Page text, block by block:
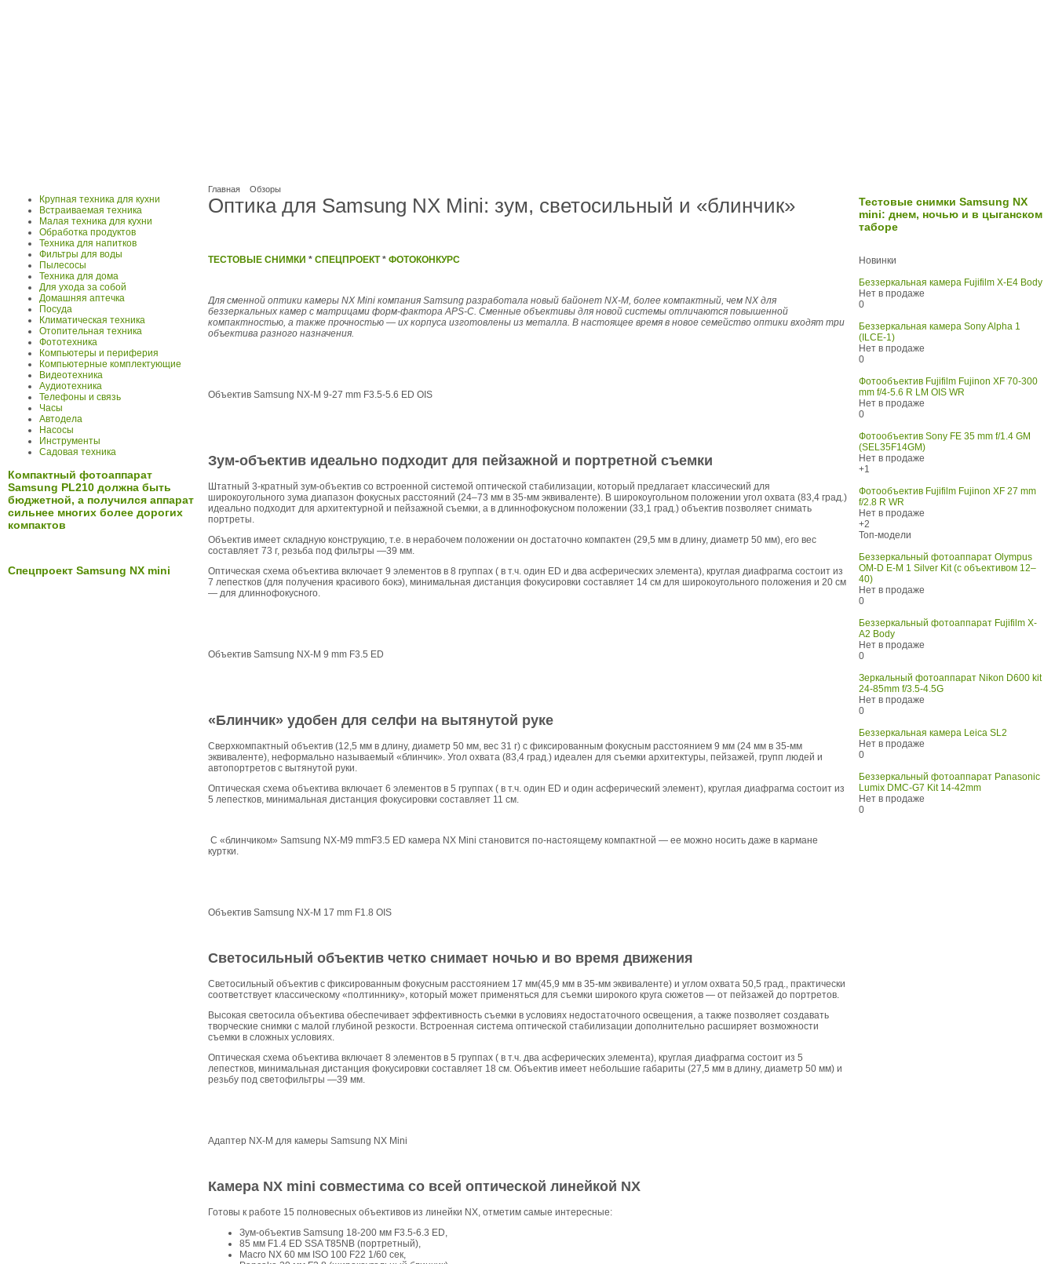
Главная Обзоры
Оптика для Samsung NX Mini: зум, светосильный и «блинчик»
ТЕСТОВЫЕ СНИМКИ * СПЕЦПРОЕКТ* ФОТОКОНКУРС
Для сменной оптики камеры NX Mini компания Samsung разработала новый байонет NX-M, более компактный, чем NX для
беззеркальных камер с матрицами форм-фактора APS-C. Cменные объективы для новой системы отличаются повышенной
компактностью, а также прочностью — их корпуса изготовлены из металла. В настоящее время в новое семейство оптики входят три
объектива разного назначения.
Объектив Samsung NX-M 9-27 mm F3.5-5.6 ED OIS
Зум-объектив идеально подходит для пейзажной и портретной съемки
Штатный 3-кратный зум-объектив со встроенной системой оптической стабилизации, который предлагает классический для
широкоугольного зума диапазон фокусных расстояний (24–73 мм в 35-мм эквиваленте). В широкоугольном положении угол охвата (83,4 град.)
идеально подходит для архитектурной и пейзажной съемки, а в длиннофокусном положении (33,1 град.) объектив позволяет снимать
портреты.
Объектив имеет складную конструкцию, т.е. в нерабочем положении он достаточно компактен (29,5 мм в длину, диаметр 50 мм), его вес
составляет 73 г, резьба под фильтры —39 мм.
Оптическая схема объектива включает 9 элементов в 8 группах ( в т.ч. один ED и два асферических элемента), круглая диафрагма состоит из
7 лепестков (для получения красивого бокэ), минимальная дистанция фокусировки составляет 14 см для широкоугольного положения и 20 см
— для длиннофокусного.
Объектив Samsung NX-M 9 mm F3.5 ED
«Блинчик» удобен для селфи на вытянутой руке
Сверхкомпактный объектив (12,5 мм в длину, диаметр 50 мм, вес 31 г) с фиксированным фокусным расстоянием 9 мм (24 мм в 35-мм
эквиваленте), неформально называемый «блинчик». Угол охвата (83,4 град.) идеален для съемки архитектуры, пейзажей, групп людей и
автопортретов с вытянутой руки.
Оптическая схема объектива включает 6 элементов в 5 группах ( в т.ч. один ED и один асферический элемент), круглая диафрагма состоит из
5 лепестков, минимальная дистанция фокусировки составляет 11 см.
С «блинчиком» Samsung NX-M9 mmF3.5 ED камера NX Mini становится по-настоящему компактной — ее можно носить даже в кармане
куртки.
Объектив Samsung NX-M 17 mm F1.8 OIS
Светосильный объектив четко снимает ночью и во время движения
Светосильный объектив с фиксированным фокусным расстоянием 17 мм(45,9 мм в 35-мм эквиваленте) и углом охвата 50,5 град., практически
соответствует классическому «полтиннику», который может применяться для съемки широкого круга сюжетов — от пейзажей до портретов.
Высокая светосила объектива обеспечивает эффективность съемки в условиях недостаточного освещения, а также позволяет создавать
творческие снимки с малой глубиной резкости. Встроенная система оптической стабилизации дополнительно расширяет возможности
съемки в сложных условиях.
Оптическая схема объектива включает 8 элементов в 5 группах ( в т.ч. два асферических элемента), круглая диафрагма состоит из 5
лепестков, минимальная дистанция фокусировки составляет 18 см. Объектив имеет небольшие габариты (27,5 мм в длину, диаметр 50 мм) и
резьбу под светофильтры —39 мм.
Адаптер NX-M для камеры Samsung NX Mini
Камера NX mini совместима со всей оптической линейкой NX
Готовы к работе 15 полновесных объективов из линейки NX, отметим самые интересные:
Зум-объектив Samsung 18-200 мм F3.5-6.3 ED,
85 мм F1.4 ED SSA T85NB (портретный),
Macro NX 60 мм ISO 100 F22 1/60 сек,
Крупная техника для кухни
Встраиваемая техника
Малая техника для кухни
Обработка продуктов
Техника для напитков
Фильтры для воды
Пылесосы
Техника для дома
Для ухода за собой
Домашняя аптечка
Посуда
Климатическая техника
Отопительная техника
Фототехника
Компьютеры и периферия
Компьютерные комплектующие
Видеотехника
Аудиотехника
Телефоны и связь
Часы
Автодела
Насосы
Инструменты
Садовая техника
Компактный фотоаппарат
Samsung PL210 должна быть
бюджетной, а получился аппарат
сильнее многих более дорогих
компактов
Спецпроект Samsung NX mini
Тестовые снимки Samsung NX
mini: днем, ночью и в цыганском
таборе
Новинки
Беззеркальная камера Fujifilm X-E4 Body
Нет в продаже
0
Беззеркальная камера Sony Alpha 1
(ILCE-1)
Нет в продаже
0
Фотообъектив Fujifilm Fujinon XF 70-300
mm f/4-5.6 R LM OIS WR
Нет в продаже
0
Фотообъектив Sony FE 35 mm f/1.4 GM
(SEL35F14GM)
Нет в продаже
+1
Фотообъектив Fujifilm Fujinon XF 27 mm
f/2.8 R WR
Нет в продаже
+2
Топ-модели
Беззеркальный фотоаппарат Olympus
OM-D E-M 1 Silver Kit (с объективом 12–
40)
Нет в продаже
0
Беззеркальный фотоаппарат Fujifilm X-
A2 Body
Нет в продаже
0
Зеркальный фотоаппарат Nikon D600 kit
24-85mm f/3.5-4.5G
Нет в продаже
0
Беззеркальная камера Leica SL2
Нет в продаже
0
Беззеркальный фотоаппарат Panasonic
Lumix DMC-G7 Kit 14-42mm
Нет в продаже
0